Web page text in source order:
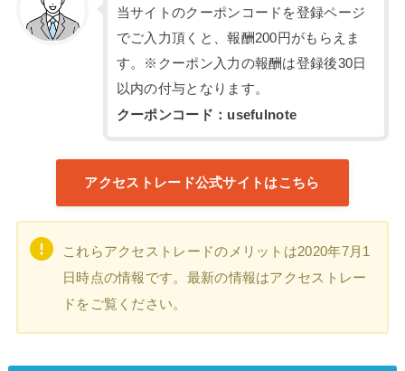
当サイトのクーポンコードを登録ページ
でご入力頂くと、報酬200円がもらえま
す。※クーポン入力の報酬は登録後30日
以内の付与となります。
クーポンコード：usefulnote
アクセストレード公式サイトはこちら
これらアクセストレードのメリットは2020年7月1
日時点の情報です。最新の情報はアクセストレー
ドをご覧ください。